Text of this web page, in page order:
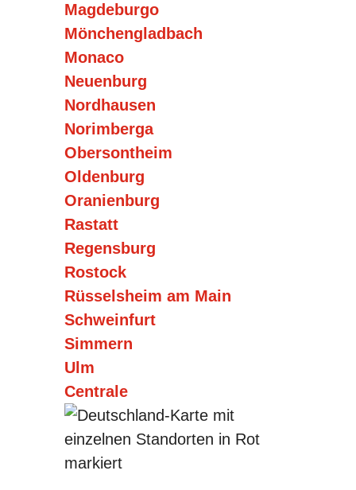
Magdeburgo
Mönchengladbach
Monaco
Neuenburg
Nordhausen
Norimberga
Obersontheim
Oldenburg
Oranienburg
Rastatt
Regensburg
Rostock
Rüsselsheim am Main
Schweinfurt
Simmern
Ulm
Centrale